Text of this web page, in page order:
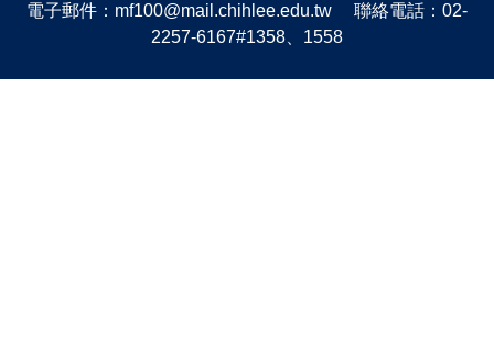
設備資源
榮譽榜
電子郵件： mf100@mail.chihlee.edu.tw 聯絡電話：02-
2257-6167#1358、1558